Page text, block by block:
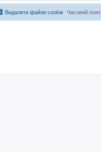
Часовий пояс
Видалити файли cookie